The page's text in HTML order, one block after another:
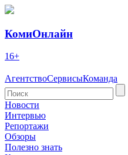
КомиОнлайн
16+
АгентствоСервисыКоманда
Новости
Интервью
Репортажи
Обзоры
Полезно знать